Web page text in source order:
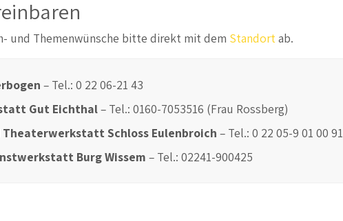
und Themenwünsche bitte direkt mit dem Standortab.
– Tel.: 0 22 06-21 43
Gut Eichthal– Tel.: 0160-7053516 (Frau Rossberg)
Theaterwerkstatt Schloss Eulenbroich – Tel.: 0 22 05-9 01 00 91
Burg Wissem – Tel.: 02241-900425